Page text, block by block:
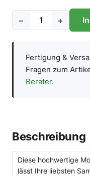
− +
Fertigung &
Fragen zum
Berater.
Beschreibung
Diese hochwertige
lässt Ihre liebsten